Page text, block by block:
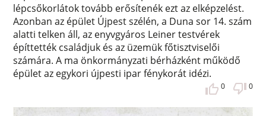
lépcsőkorlátok tovább erősítenék ezt az elképzelést.
Azonban az épület Újpest szélén, a Duna sor 14. szám
alatti telken áll, az enyvgyáros Leiner testvérek
építtették családjuk és az üzemük főtisztviselői
számára. A ma önkormányzati bérházként működő
épület az egykori újpesti ipar fénykorát idézi.
0 0